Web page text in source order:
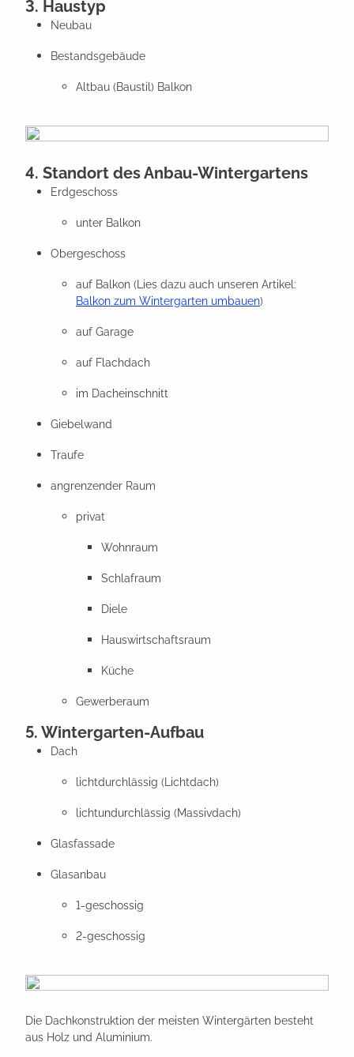
3. Haustyp
Neubau
Bestandsgebäude
Altbau (Baustil) Balkon
4. Standort des Anbau-Wintergartens
Erdgeschoss
unter Balkon
Obergeschoss
auf Balkon (Lies dazu auch unseren Artikel:
Balkon zum Wintergarten umbauen)
auf Garage
auf Flachdach
im Dacheinschnitt
Giebelwand
Traufe
angrenzender Raum
privat
Wohnraum
Schlafraum
Diele
Hauswirtschaftsraum
Küche
Gewerberaum
5. Wintergarten-Aufbau
Dach
lichtdurchlässig (Lichtdach)
lichtundurchlässig (Massivdach)
Glasfassade
Glasanbau
1-geschossig
2-geschossig
Die Dachkonstruktion der meisten Wintergärten besteht
aus Holz und Aluminium.